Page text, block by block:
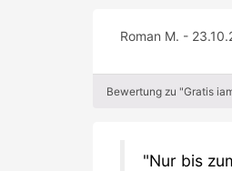
Roman M. -
Bewertung zu "Gratis
Nur bis